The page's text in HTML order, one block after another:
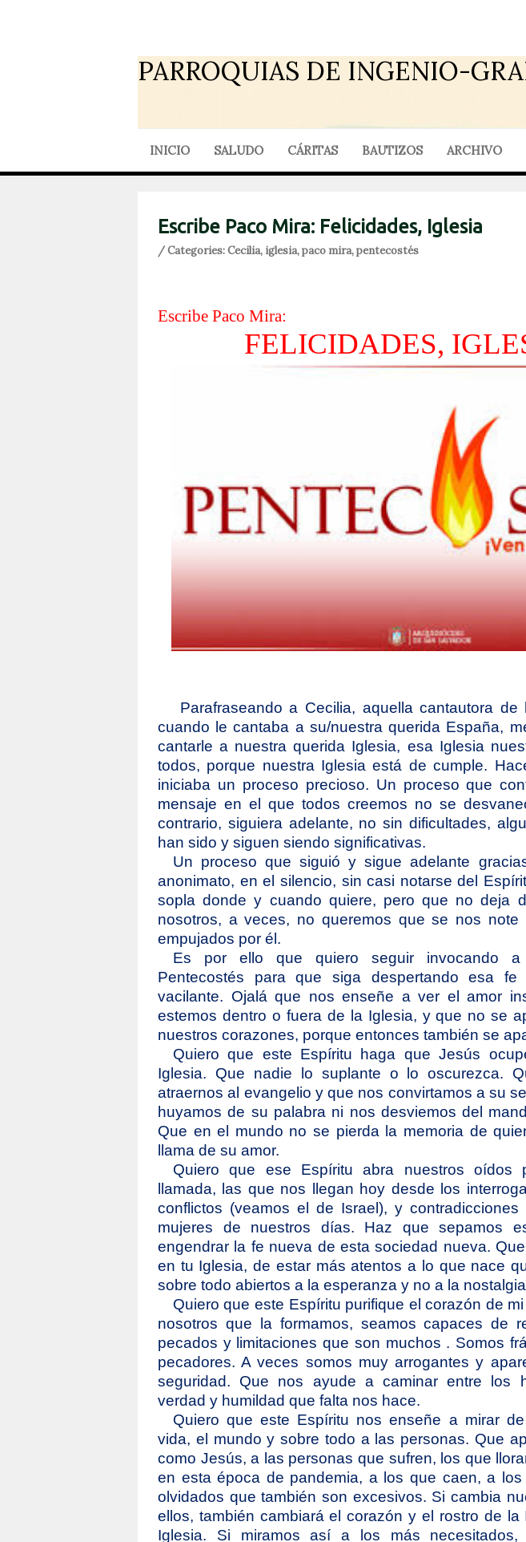
PARROQUIAS DE INGENIO-
INICIO SALUDO CÁRITAS BAUTIZOS ARCHIVO
Escribe Paco Mira: Felicidades, Iglesia
/ Categories:Cecilia, iglesia,paco mira,pentecostés
Escribe Paco Mira:
FELICIDADES,
Parafraseando a Cecilia, aquella cantautora
cuando le cantaba a su/nuestra querida España,
cantarle a nuestra querida Iglesia, esa Iglesia
todos, porque nuestra Iglesia está de cumple.
iniciaba un proceso precioso. Un proceso que
mensaje en el que todos creemos no se
contrario, siguiera adelante, no sin dificultades,
han sido y siguen siendo significativas.
Un proceso que siguió y sigue adelante
anonimato, en el silencio, sin casi notarse del
sopla donde y cuando quiere, pero que no deja
nosotros, a veces, no queremos que se nos note
empujados por él.
Es por ello que quiero seguir invocando
Pentecostés para que siga despertando esa
vacilante. Ojalá que nos enseñe a ver el amor
estemos dentro o fuera de la Iglesia, y que no se
nuestros corazones, porque entonces también se
Quiero que este Espíritu haga que Jesús
Iglesia. Que nadie lo suplante o lo oscurezca.
atraernos al evangelio y que nos convirtamos a su
huyamos de su palabra ni nos desviemos del
Que en el mundo no se pierda la memoria de
llama de su amor.
Quiero que ese Espíritu abra nuestros oídos
llamada, las que nos llegan hoy desde los
conflictos (veamos el de Israel), y
mujeres de nuestros días. Haz que sepamos
engendrar la fe nueva de esta sociedad nueva.
en tu Iglesia, de estar más atentos a lo que nace
sobre todo abiertos a la esperanza y no a la
Quiero que este Espíritu purifique el corazón de
nosotros que la formamos, seamos capaces de
pecados y limitaciones que son muchos . Somos
pecadores. A veces somos muy arrogantes y
seguridad. Que nos ayude a caminar entre los
verdad y humildad que falta nos hace.
Quiero que este Espíritu nos enseñe a mirar
vida, el mundo y sobre todo a las personas. Que
como Jesús, a las personas que sufren, los que
en esta época de pandemia, a los que caen, a
olvidados que también son excesivos. Si cambia
ellos, también cambiará el corazón y el rostro de la
Iglesia. Si miramos así a los más necesitados,